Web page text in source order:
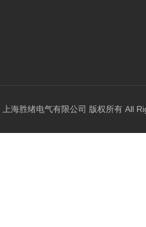
海胜绪电气有限公司 版权所有 All